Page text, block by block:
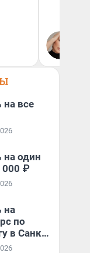
на все
на один
000 ₽
на
по
в Санкт-